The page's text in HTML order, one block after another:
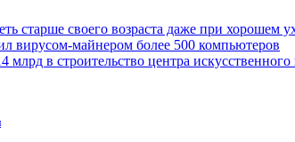
старше своего возраста даже при хорошем
вирусом-майнером более 500 компьютеров
в строительство центра искусственного